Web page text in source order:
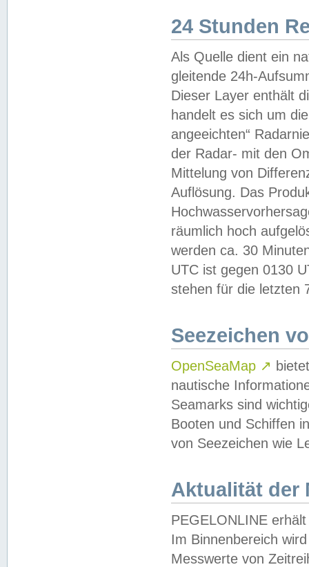
24 Stunden
Als Quelle dient ein
gleitende 24h-
Dieser Layer enthält
handelt es sich um
angeeichten“
der Radar- mit den
Mittelung von
Auflösung. Das
räumlich hoch
werden ca. 30
UTC ist gegen 0130
stehen für die letzten
Seezeichen
OpenSeaMap ↗
nautische
Seamarks sind
Booten und Schiffen
von Seezeichen wie
Aktualität der
PEGELONLINE
Im Binnenbereich
Messwerte von